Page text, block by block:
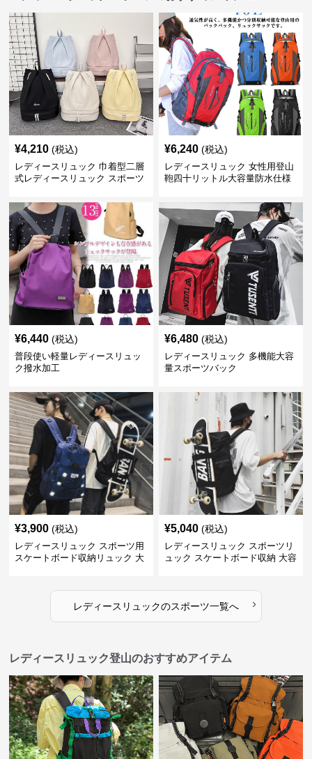
¥4,210 (税込)
レディースリュック 巾着型二層
式レディースリュック スポーツ
¥6,240 (税込)
レディースリュック 女性用登山
鞄四十リットル大容量防水仕様
¥6,440 (税込)
普段使い軽量レディースリュッ
ク撥水加工
¥6,480 (税込)
レディースリュック 多機能大容
量スポーツバック
¥3,900 (税込)
レディースリュック スポーツ用
スケートボード収納リュック 大
¥5,040 (税込)
レディースリュック スポーツリ
ュック スケートボード収納 大容
レディースリュックのスポーツ一覧へ ›
レディースリュック登山のおすすめアイテム